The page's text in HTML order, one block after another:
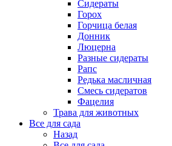
Сидераты
Горох
Горчица белая
Донник
Люцерна
Разные сидераты
Рапс
Редька масличная
Смесь сидератов
Фацелия
Трава для животных
Все для сада
Назад